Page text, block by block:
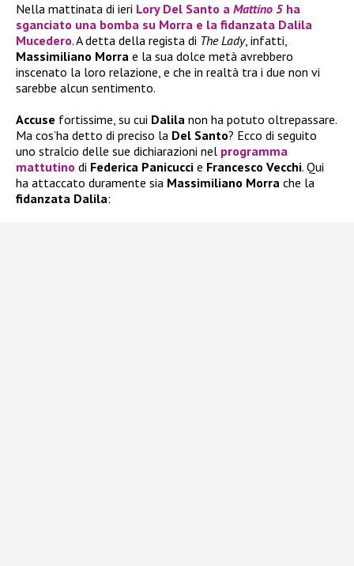
Nella mattinata di ieri Lory Del Santo a Mattino 5 ha
sganciato una bomba su Morra e la fidanzata Dalila
Mucedero. A detta della regista di The Lady, infatti,
Massimiliano Morra e la sua dolce metà avrebbero
inscenato la loro relazione, e che in realtà tra i due non vi
sarebbe alcun sentimento.
Accuse fortissime, su cui Dalila non ha potuto oltrepassare.
Ma cos’ha detto di preciso la Del Santo? Ecco di seguito
uno stralcio delle sue dichiarazioni nel programma
mattutino di Federica Panicucci e Francesco Vecchi. Qui
ha attaccato duramente sia Massimiliano Morra che la
fidanzata Dalila: